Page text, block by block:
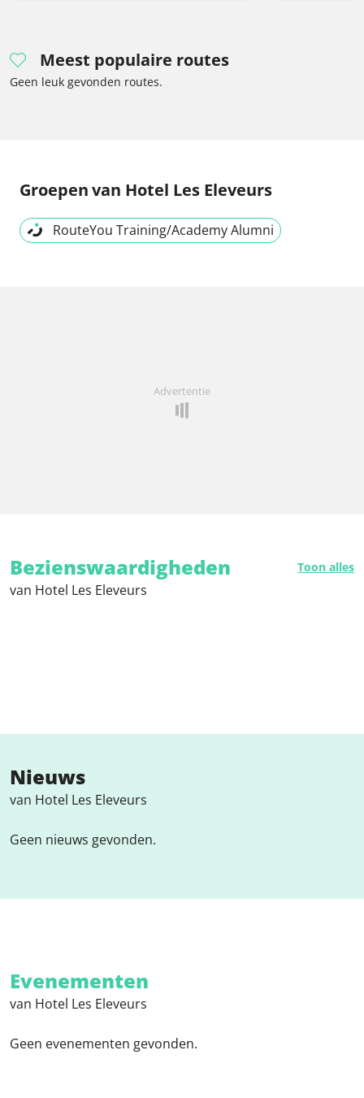
Meest populaire routes
Geen leuk gevonden routes.
Groepenvan Hotel Les Eleveurs
RouteYou Training/Academy Alumni
Advertentie
Bezienswaardigheden Toon alles
van Hotel Les Eleveurs
Nieuws
van Hotel Les Eleveurs
Geen nieuws gevonden.
Evenementen
van Hotel Les Eleveurs
Geen evenementen gevonden.